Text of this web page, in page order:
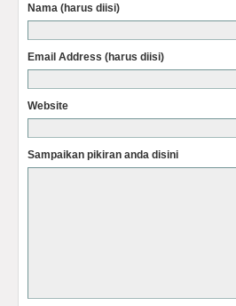
Nama (harus diisi)
Email Address (harus diisi)
Website
Sampaikan pikiran anda disini